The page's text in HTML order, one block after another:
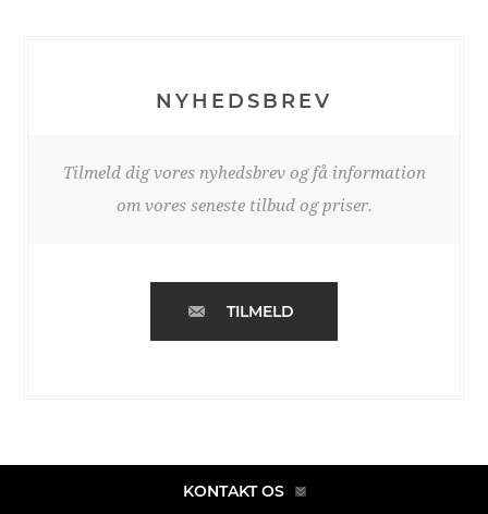
NYHEDSBREV
Tilmeld dig vores nyhedsbrev og få information
om vores seneste tilbud og priser.
TILMELD
KONTAKT OS